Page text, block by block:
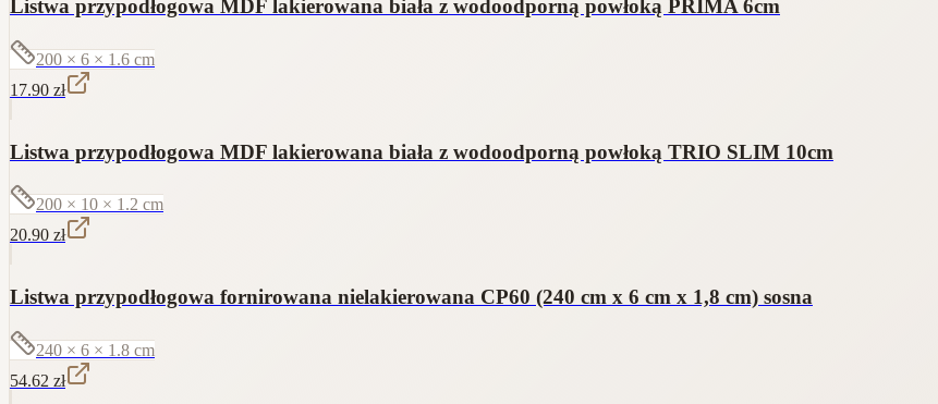
Listwa przypodłogowa MDF lakierowana biała z wodoodporną powłoką PRIMA 6cm
200 × 6 × 1.6 cm
17.90 zł
Listwa przypodłogowa MDF lakierowana biała z wodoodporną powłoką TRIO SLIM 10cm
200 × 10 × 1.2 cm
20.90 zł
Listwa przypodłogowa fornirowana nielakierowana CP60 (240 cm x 6 cm x 1,8 cm) sosna
240 × 6 × 1.8 cm
54.62 zł